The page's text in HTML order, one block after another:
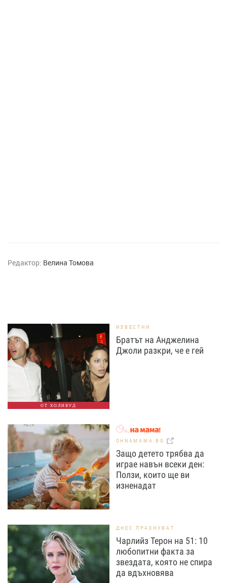
Редактор: Велина Томова
ОТ ХОЛИВУД
ИЗВЕСТНИ
Братът на Анджелина
Джоли разкри, че е гей
OHNAMAMA.BG
Защо детето трябва да
играе навън всеки ден:
Ползи, които ще ви
изненадат
ДНЕС ПРАЗНУВАТ
Чарлийз Терон на 51: 10
любопитни факта за
звездата, която не спира
да вдъхновява